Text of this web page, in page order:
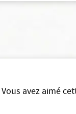
Vous avez aimé